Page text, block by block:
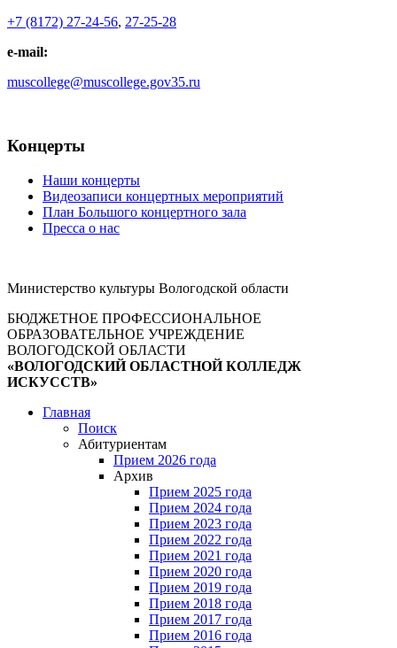
+7 (8172) 27-24-56, 27-25-28
e-mail:
muscollege@muscollege.gov35.ru
Концерты
Наши концерты
Видеозаписи концертных мероприятий
План Большого концертного зала
Пресса о нас
Министерство культуры Вологодской области
БЮДЖЕТНОЕ ПРОФЕССИОНАЛЬНОЕ
ОБРАЗОВАТЕЛЬНОЕ УЧРЕЖДЕНИЕ
ВОЛОГОДСКОЙ ОБЛАСТИ
«ВОЛОГОДСКИЙ ОБЛАСТНОЙ КОЛЛЕДЖ
ИСКУССТВ»
Главная
Поиск
Абитуриентам
Прием 2026 года
Архив
Прием 2025 года
Прием 2024 года
Прием 2023 года
Прием 2022 года
Прием 2021 года
Прием 2020 года
Прием 2019 года
Прием 2018 года
Прием 2017 года
Прием 2016 года